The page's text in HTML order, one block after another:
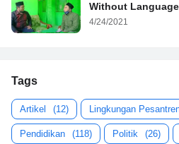
Without
4/24/2021
Tags
Artikel (12) Lingkungan
Pendidikan (118) Politik (26)